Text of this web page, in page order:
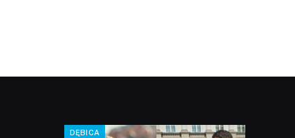
DĘBICA